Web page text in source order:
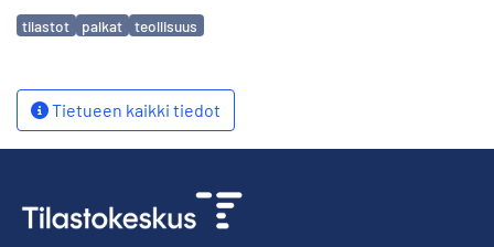
Avainsanat
tilastot palkat teollisuus
Tietueen kaikki tiedot